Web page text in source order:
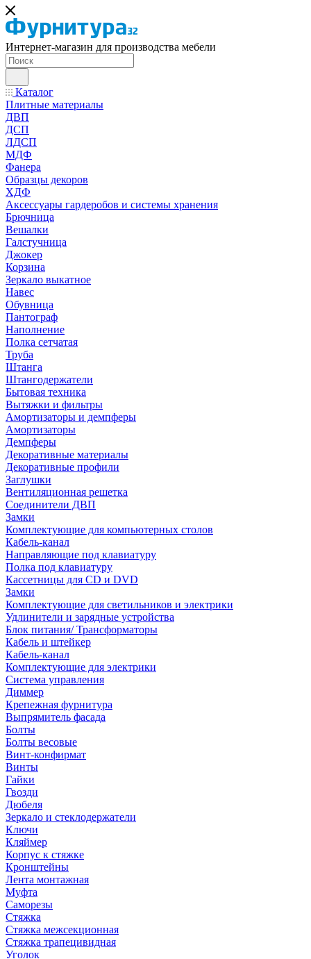
Интернет-магазин для производства мебели
Каталог
Плитные материалы
ДВП
ДСП
ЛДСП
МДФ
Фанера
Образцы декоров
ХДФ
Аксессуары гардеробов и системы хранения
Брючница
Вешалки
Галстучница
Джокер
Корзина
Зеркало выкатное
Навес
Обувница
Пантограф
Наполнение
Полка сетчатая
Труба
Штанга
Штангодержатели
Бытовая техника
Вытяжки и фильтры
Амортизаторы и демпферы
Амортизаторы
Демпферы
Декоративные материалы
Декоративные профили
Заглушки
Вентиляционная решетка
Соединители ДВП
Замки
Комплектующие для компьютерных столов
Кабель-канал
Направляющие под клавиатуру
Полка под клавиатуру
Кассетницы для CD и DVD
Замки
Комплектующие для светильников и электрики
Удлинители и зарядные устройства
Блок питания/ Трансформаторы
Кабель и штейкер
Кабель-канал
Комплектующие для электрики
Система управления
Диммер
Крепежная фурнитура
Выпрямитель фасада
Болты
Болты весовые
Винт-конфирмат
Винты
Гайки
Гвозди
Дюбеля
Зеркало и стеклодержатели
Ключи
Кляймер
Корпус к стяжке
Кронштейны
Лента монтажная
Муфта
Саморезы
Стяжка
Стяжка межсекционная
Стяжка трапецивидная
Уголок